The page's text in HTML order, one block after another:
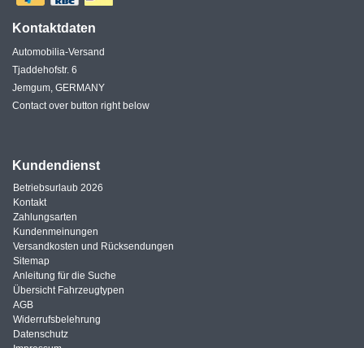
Kontaktdaten
Automobilia-Versand
Tjaddehofstr. 6
Jemgum, GERMANY
Contact over button right below
Kundendienst
Betriebsurlaub 2026
Kontakt
Zahlungsarten
Kundenmeinungen
Versandkosten und Rücksendungen
Sitemap
Anleitung für die Suche
Übersicht Fahrzeugtypen
AGB
Widerrufsbelehrung
Datenschutz